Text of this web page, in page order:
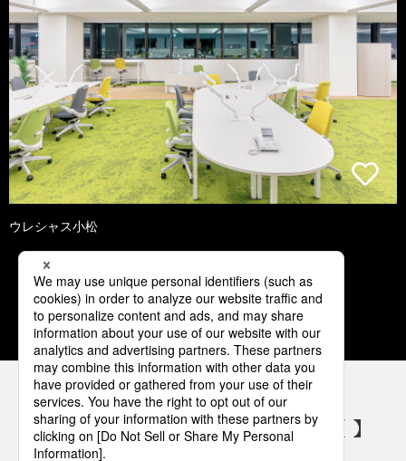
ウレシャス小松
1 2 3 4 5
パナソニックの電気設備 SNSアカウント